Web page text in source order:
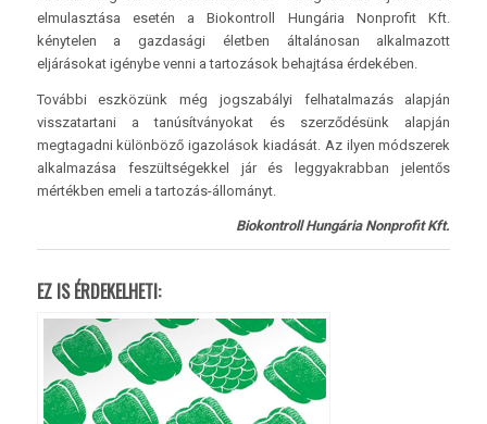
elmulasztása esetén a Biokontroll Hungária Nonprofit Kft.
kénytelen a gazdasági életben általánosan alkalmazott
eljárásokat igénybe venni a tartozások behajtása érdekében.
További eszközünk még jogszabályi felhatalmazás alapján
visszatartani a tanúsítványokat és szerződésünk alapján
megtagadni különböző igazolások kiadását. Az ilyen módszerek
alkalmazása feszültségekkel jár és leggyakrabban jelentős
mértékben emeli a tartozás-állományt.
Biokontroll Hungária Nonprofit Kft.
EZ IS ÉRDEKELHETI: